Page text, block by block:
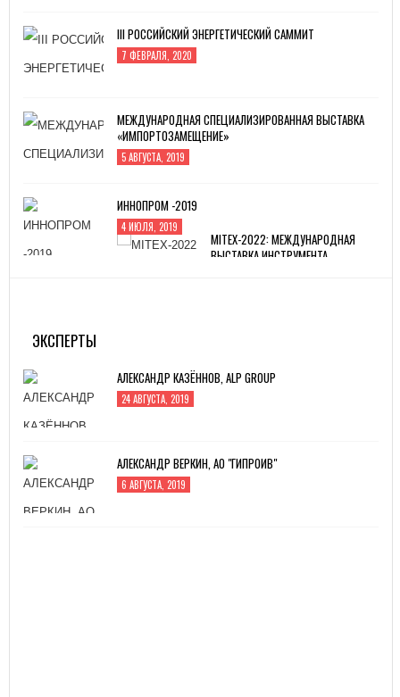
III РОССИЙСКИЙ ЭНЕРГЕТИЧЕСКИЙ САММИТ
7 ФЕВРАЛЯ, 2020
МЕЖДУНАРОДНАЯ СПЕЦИАЛИЗИРОВАННАЯ ВЫСТАВКА
«ИМПОРТОЗАМЕЩЕНИЕ»
5 АВГУСТА, 2019
ИННОПРОМ -2019
4 ИЮЛЯ, 2019
ЭКСПЕРТЫ
АЛЕКСАНДР КАЗЁННОВ, ALP GROUP
24 АВГУСТА, 2019
АЛЕКСАНДР ВЕРКИН, АО "ГИПРОИВ"
6 АВГУСТА, 2019